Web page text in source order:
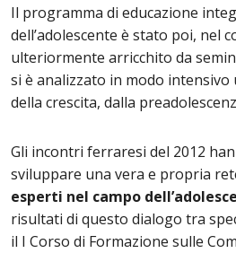
Il programma di educazione
dell’adolescente è stato poi, nel
ulteriormente arricchito da
si è analizzato in modo
della crescita, dalla
Gli incontri ferraresi del 2012
sviluppare una vera e propria
esperti nel campo
risultati di questo dialogo tra
il I Corso di Formazione sulle